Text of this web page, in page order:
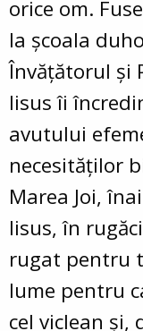
orice om.
la şcoala
Învăţătorul şi
Iisus îi
avutului
necesităţilor
Marea Joi,
Iisus, în
rugat pentru
lume pentru
cel viclean şi,